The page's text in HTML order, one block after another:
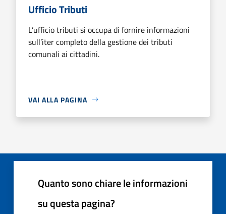
Ufficio Tributi
L’ufficio tributi si occupa di fornire informazioni
sull’iter completo della gestione dei tributi
comunali ai cittadini.
VAI ALLA PAGINA
Quanto sono chiare le informazioni
su questa pagina?